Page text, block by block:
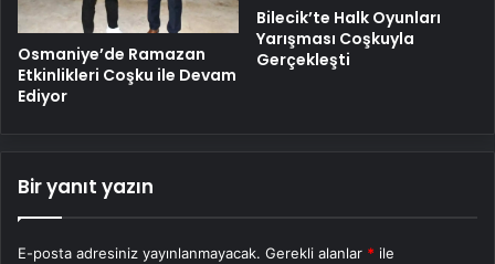
Osmaniye’de Ramazan
Etkinlikleri Coşku ile Devam
Ediyor
Bilecik’te Halk Oyunları
Yarışması Coşkuyla
Gerçekleşti
Bir yanıt yazın
E-posta adresiniz yayınlanmayacak. Gerekli alanlar * ile